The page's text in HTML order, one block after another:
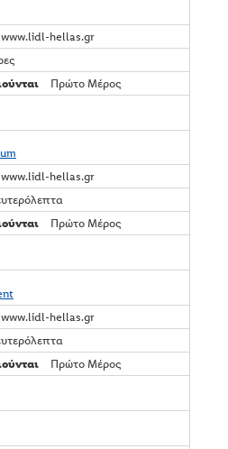
www.lidl-hellas.gr
Πρώτο Μέρος
www.lidl-hellas.gr
Πρώτο Μέρος
www.lidl-hellas.gr
Πρώτο Μέρος